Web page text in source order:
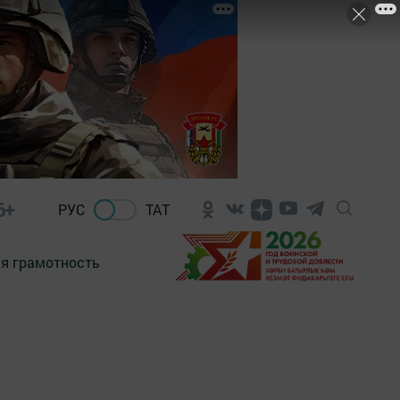
РУС ТАТ
грамотность